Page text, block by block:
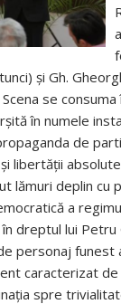
şi Gh.
se
în numele
de
libertăţii
lămuri deplin cu
a
dreptul lui Petru
personaj funest
caracterizat
spre